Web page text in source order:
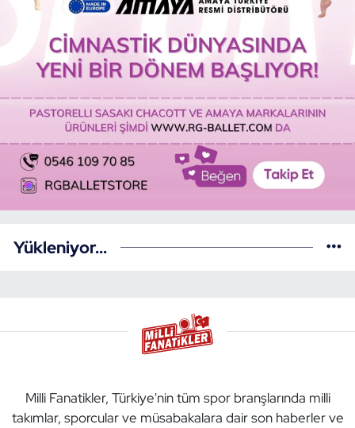
Yükleniyor...
Milli Fanatikler, Türkiye'nin tüm spor branşlarında milli
takımlar, sporcular ve müsabakalara dair son haberler ve